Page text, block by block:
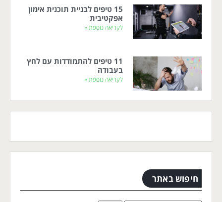
15 טיפים לבניית תוכנית אימון
אפקטיבית
לקריאה נוספת »
11 טיפים להתמודדות עם לחץ
בעבודה
לקריאה נוספת »
חיפוש באתר